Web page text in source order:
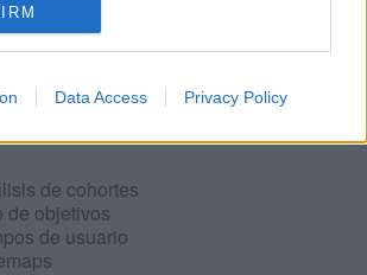
Data Access Privacy Policy
para determinar dónde
los usuarios el embudo de
de cohortes
de objetivos
de usuario